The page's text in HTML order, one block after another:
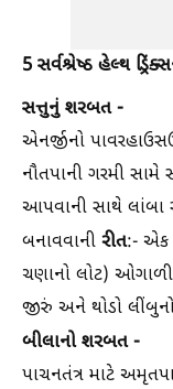
5 સર્વશ્રેષ્ઠ હેલ્થ
સત્તુનું શરબત -
એનર્જીનો
નૌતપાની ગરમી
આપવાની સાથે
બનાવવાની રીત:- એક
ચણાનો લોટ)
જીરું અને થોડો
બીલાનો શરબત -
પાચનતંત્ર માટે